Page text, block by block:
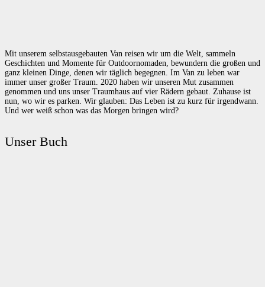
Mit unserem selbstausgebauten Van reisen wir um die Welt, sammeln
Geschichten und Momente für Outdoornomaden, bewundern die großen und
ganz kleinen Dinge, denen wir täglich begegnen. Im Van zu leben war
immer unser großer Traum. 2020 haben wir unseren Mut zusammen
genommen und uns unser Traumhaus auf vier Rädern gebaut. Zuhause ist
nun, wo wir es parken. Wir glauben: Das Leben ist zu kurz für irgendwann.
Und wer weiß schon was das Morgen bringen wird?
Unser Buch